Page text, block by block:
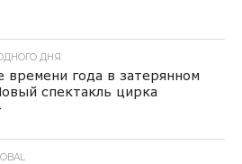
ДНЯ
времени года в затерянном
спектакль цирка